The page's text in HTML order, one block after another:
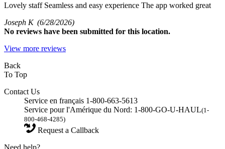
Lovely staff Seamless and easy experience The app worked great
Joseph K (6/28/2026)
No reviews have been submitted for this location.
View more reviews
Back
To Top
Contact Us
Service en français 1-800-663-5613
Service pour l'Amérique du Nord: 1-800-GO-U-HAUL(1-
800-468-4285)
Request a Callback
Need help?